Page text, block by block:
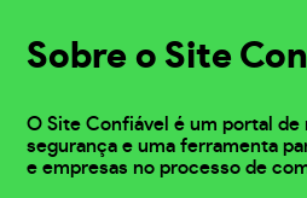
Sobre o Site
O Site Confiável é um portal de
segurança e uma ferramenta
e empresas no processo de